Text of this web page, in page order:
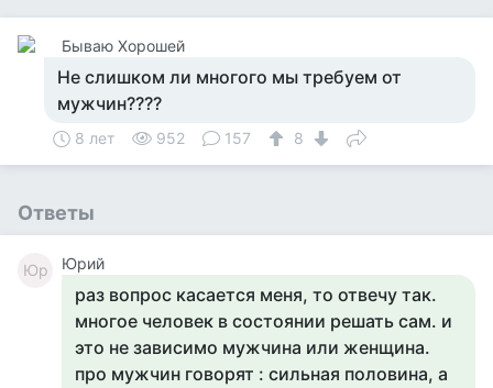
Бываю Хорошей
Не слишком ли многого мы требуем от
мужчин????
8 лет 952 157 8
Ответы
Юр Юрий
раз вопрос касается меня, то отвечу так.
многое человек в состоянии решать сам. и
это не зависимо мужчина или женщина.
про мужчин говорят : сильная половина, а